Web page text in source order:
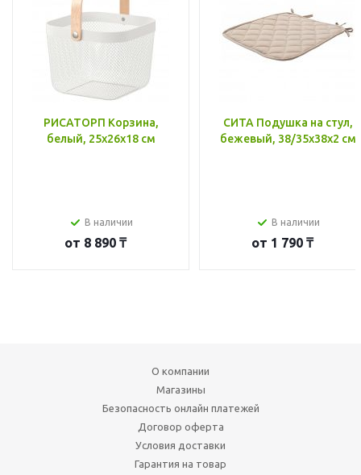
РИСАТОРП Корзина,
белый, 25x26x18 см
В наличии
от 8 890 ₸
СИТА Подушка на стул,
бежевый, 38/35x38x2 см
В наличии
от 1 790 ₸
О компании
Магазины
Безопасность онлайн платежей
Договор оферта
Условия доставки
Гарантия на товар